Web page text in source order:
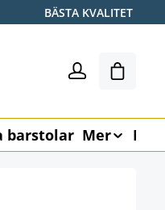
BÄSTA KVALITET
barstolar Mer